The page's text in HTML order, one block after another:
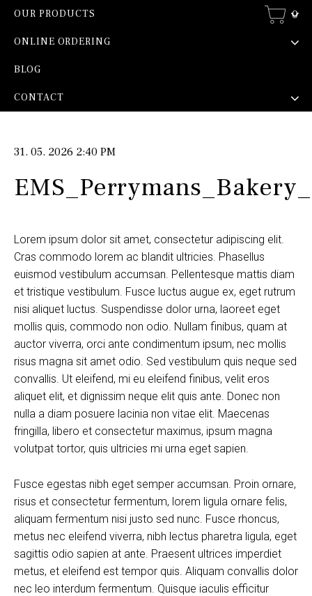
OUR PRODUCTS
ONLINE ORDERING
BLOG
CONTACT
0
31. 05. 2026 2:40 PM
Lorem ipsum dolor sit amet, consectetur adipiscing elit.
Cras commodo lorem ac blandit ultricies. Phasellus
euismod vestibulum accumsan. Pellentesque mattis diam
et tristique vestibulum. Fusce luctus augue ex, eget rutrum
nisi aliquet luctus. Suspendisse dolor urna, laoreet eget
mollis quis, commodo non odio. Nullam finibus, quam at
auctor viverra, orci ante condimentum ipsum, nec mollis
risus magna sit amet odio. Sed vestibulum quis neque sed
convallis. Ut eleifend, mi eu eleifend finibus, velit eros
aliquet elit, et dignissim neque elit quis ante. Donec non
nulla a diam posuere lacinia non vitae elit. Maecenas
fringilla, libero et consectetur maximus, ipsum magna
volutpat tortor, quis ultricies mi urna eget sapien.
Fusce egestas nibh eget semper accumsan. Proin ornare,
risus et consectetur fermentum, lorem ligula ornare felis,
aliquam fermentum nisi justo sed nunc. Fusce rhoncus,
metus nec eleifend viverra, nibh lectus pharetra ligula, eget
sagittis odio sapien at ante. Praesent ultrices imperdiet
metus, et eleifend est tempor quis. Aliquam convallis dolor
nec leo interdum fermentum. Quisque iaculis efficitur